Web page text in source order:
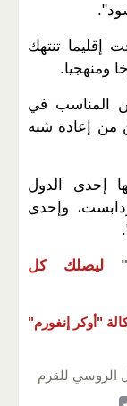
تنتهك
ومنهجيا.
المناسب في
من إعادة شبه
إحدى الدول
وإحدى
ليصلك كل
"أوكر إنفورم"
الروسي للقرم